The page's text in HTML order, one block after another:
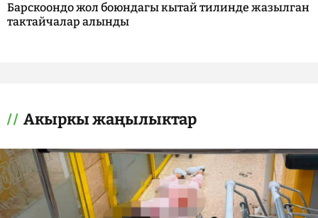
Барскоондо жол боюндагы кытай тилинде жазылган
тактайчалар алынды
Акыркы жаңылыктар